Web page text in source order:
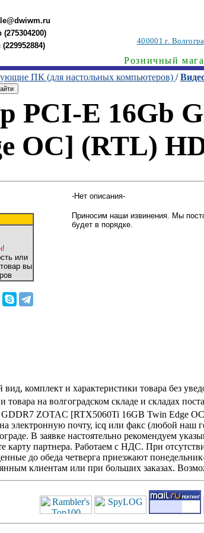
(275304200)
(229952884)
400001г.
Розничный
ПК (для настольных компьютеров) /
PCI-E 16Gb
OC] (RTL)
или
вы
-Нет описания-
Приносим наши извинения. Мы
будет в порядке.
комплект и характеристики товара без
на волгоградском складе и складах
GDDR7 ZOTAC [RTX5060Ti 16GB Twin
электронную почту, icq или факс (любой наш
В заявке настоятельно рекомендуем
карту партнера. Работаем с НДС. При
до обеда четверга приезжают
клиентам или при больших заказах.